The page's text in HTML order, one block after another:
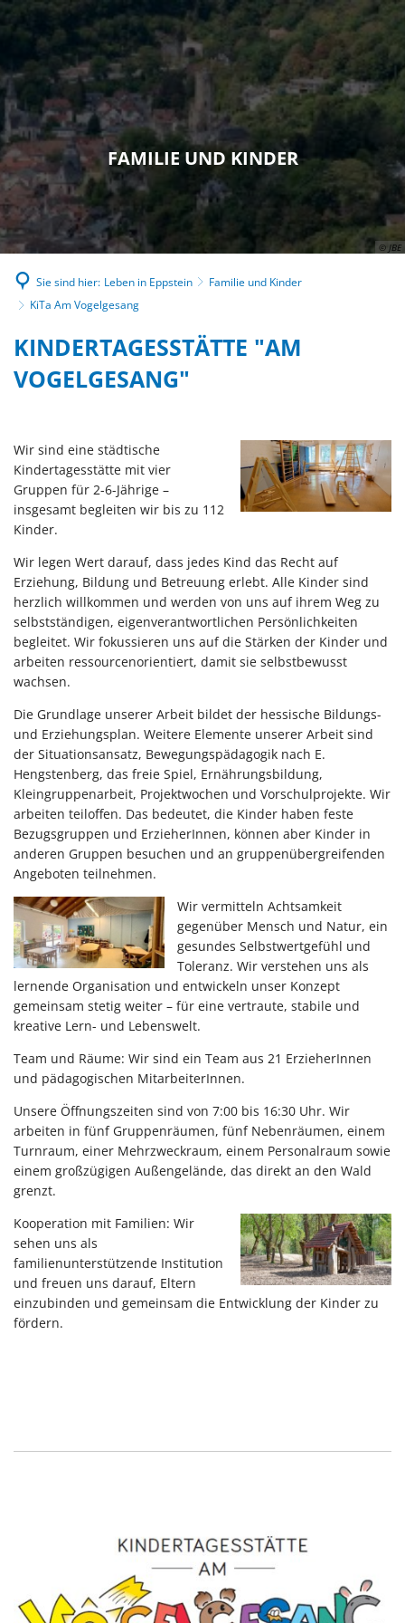
© JBE
FAMILIE UND KINDER
Sie sind hier: Leben in Eppstein
Familie und Kinder
KiTa Am Vogelgesang
KITA
AM
KINDERTAGESSTÄTTE "AM
VOGELGESANG"
Wir sind eine städtische
Kindertagesstätte mit vier
Gruppen für 2-6-Jährige –
insgesamt begleiten wir bis zu 112
Kinder.
Wir legen Wert darauf, dass jedes Kind das Recht auf
Erziehung, Bildung und Betreuung erlebt. Alle Kinder sind
herzlich willkommen und werden von uns auf ihrem Weg zu
selbstständigen, eigenverantwortlichen Persönlichkeiten
begleitet. Wir fokussieren uns auf die Stärken der Kinder und
arbeiten ressourcenorientiert, damit sie selbstbewusst
wachsen.
Die Grundlage unserer Arbeit bildet der hessische Bildungs-
und Erziehungsplan. Weitere Elemente unserer Arbeit sind
der Situationsansatz, Bewegungspädagogik nach E.
Hengstenberg, das freie Spiel, Ernährungsbildung,
Kleingruppenarbeit, Projektwochen und Vorschulprojekte. Wir
arbeiten teiloffen. Das bedeutet, die Kinder haben feste
Bezugsgruppen und ErzieherInnen, können aber Kinder in
anderen Gruppen besuchen und an gruppenübergreifenden
Angeboten teilnehmen.
Wir vermitteln Achtsamkeit
gegenüber Mensch und Natur, ein
gesundes Selbstwertgefühl und
Toleranz. Wir verstehen uns als
lernende Organisation und entwickeln unser Konzept
gemeinsam stetig weiter – für eine vertraute, stabile und
kreative Lern- und Lebenswelt.
Team und Räume: Wir sind ein Team aus 21 ErzieherInnen
und pädagogischen MitarbeiterInnen.
Unsere Öffnungszeiten sind von 7:00 bis 16:30 Uhr. Wir
arbeiten in fünf Gruppenräumen, fünf Nebenräumen, einem
Turnraum, einer Mehrzweckraum, einem Personalraum sowie
einem großzügigen Außengelände, das direkt an den Wald
grenzt.
Kooperation mit Familien: Wir
sehen uns als
familienunterstützende Institution
und freuen uns darauf, Eltern
einzubinden und gemeinsam die Entwicklung der Kinder zu
fördern.